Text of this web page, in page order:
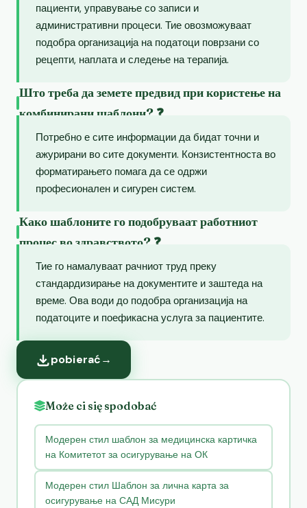
пациенти, управување со записи и
административни процеси. Тие овозможуваат
подобра организација на податоци поврзани со
рецепти, наплата и следење на терапија.
Што треба да земете предвид при користење на
комбинирани шаблони? ❓
Потребно е сите информации да бидат точни и
ажурирани во сите документи. Конзистентноста во
форматирањето помага да се одржи
професионален и сигурен систем.
Како шаблоните го подобруваат работниот
процес во здравството? ❓
Тие го намалуваат рачниот труд преку
стандардизирање на документите и заштеда на
време. Ова води до подобра организација на
податоците и поефикасна услуга за пациентите.
pobierać→
Może ci się spodobać
Модерен стил шаблон за медицинска картичка
на Комитетот за осигурување на ОК
Модерен стил Шаблон за лична карта за
осигурување на САД Мисури